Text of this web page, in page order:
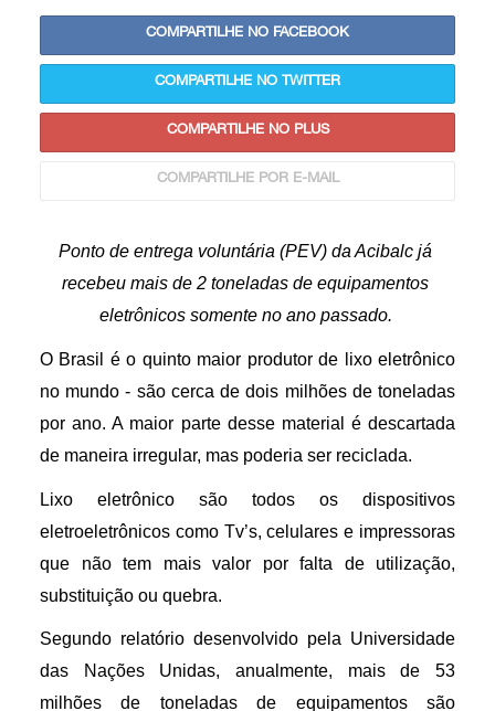
COMPARTILHE NO FACEBOOK
COMPARTILHE NO TWITTER
COMPARTILHE NO PLUS
COMPARTILHE POR E-MAIL
Ponto de entrega voluntária (PEV) da Acibalc já
recebeu mais de 2 toneladas de equipamentos
eletrônicos somente no ano passado.
O Brasil é o quinto maior produtor de lixo eletrônico
no mundo - são cerca de dois milhões de toneladas
por ano. A maior parte desse material é descartada
de maneira irregular, mas poderia ser reciclada.
Lixo eletrônico são todos os dispositivos
eletroeletrônicos como Tv’s, celulares e impressoras
que não tem mais valor por falta de utilização,
substituição ou quebra.
Segundo relatório desenvolvido pela Universidade
das Nações Unidas, anualmente, mais de 53
milhões de toneladas de equipamentos são